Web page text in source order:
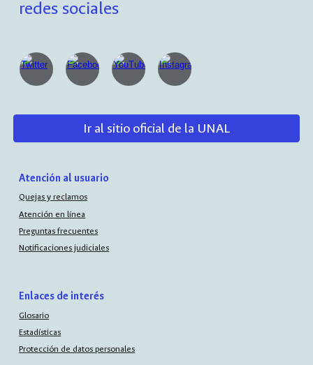
redes sociales
Ir al sitio oficial de la UNAL
Atención al usuario
Quejas y reclamos
Atención en línea
Preguntas frecuentes
Notificaciones judiciales
Enlaces de interés
Glosario
Estadísticas
Protección de datos personales